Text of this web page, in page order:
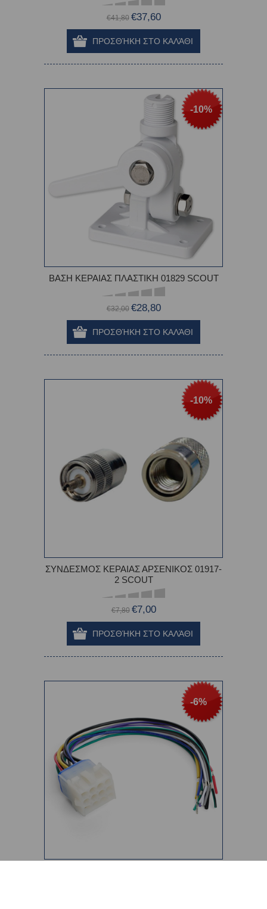
€41,80 €37,60
-10%
ΒΑΣΗ ΚΕΡΑΙΑΣ ΠΛΑΣΤΙΚΗ 01829 SCOUT
€32,00 €28,80
-10%
ΣΥΝΔΕΣΜΟΣ ΚΕΡΑΙΑΣ ΑΡΣΕΝΙΚΟΣ 01917-
2 SCOUT
€7,80 €7,00
-6%